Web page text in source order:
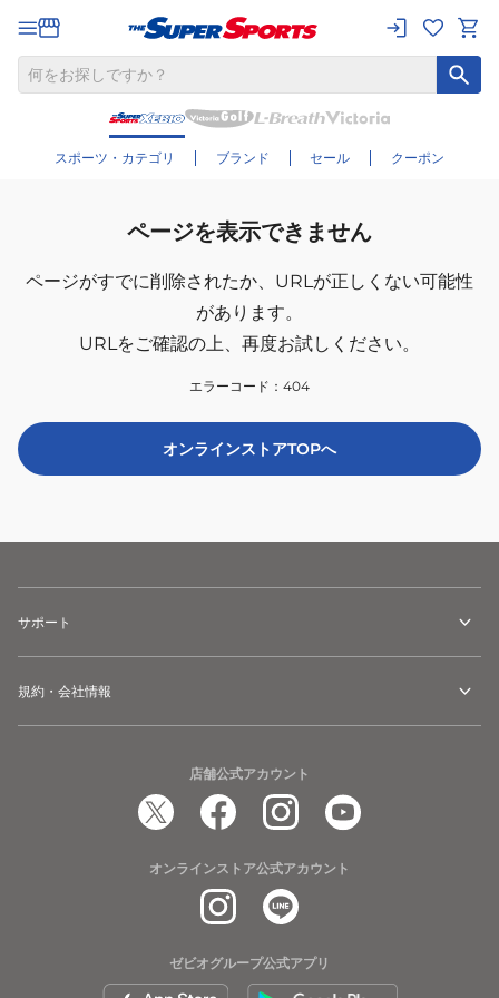
スポーツ・カテゴリ ブランド セール クーポン
ページを表示できません
ページがすでに削除されたか、 URLが正しくない可能性
があります。
URLをご確認の上、再度お試しください。
エラーコード： 404
オンラインストアTOPへ
サポート
規約・会社情報
店舗公式アカウント
オンラインストア公式アカウント
ゼビオグループ公式アプリ